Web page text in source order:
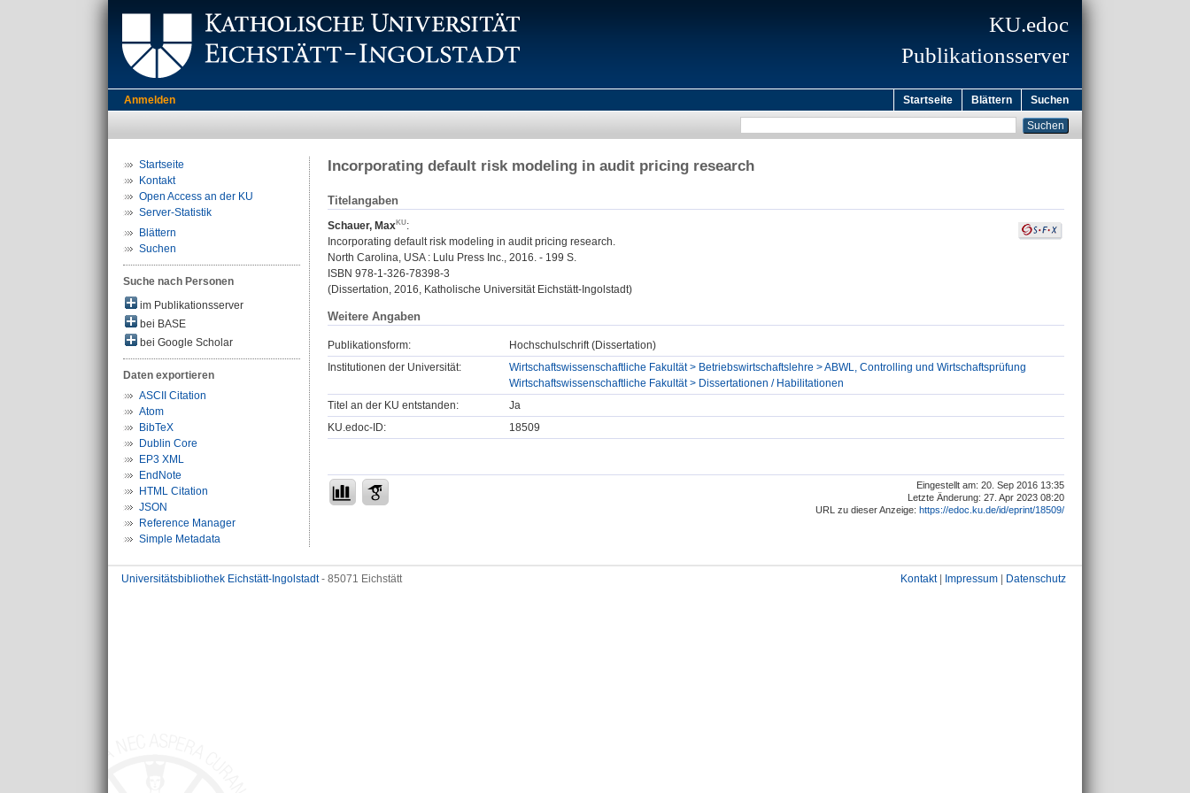
KU.edoc
Publikationsserver
Anmelden Startseite Blättern Suchen
Startseite
Kontakt
Open Access an der KU
Server-Statistik
Blättern
Suchen
Suche nach Personen
im Publikationsserver
bei BASE
bei Google Scholar
Daten exportieren
ASCII Citation
Atom
BibTeX
Dublin Core
EP3 XML
EndNote
HTML Citation
JSON
Reference Manager
Simple Metadata
Incorporating default risk modeling in audit pricing research
Titelangaben
Schauer, Max
:
Incorporating default risk modeling in audit pricing research.
North Carolina, USA : Lulu Press Inc., 2016. - 199 S.
ISBN 978-1-326-78398-3
(Dissertation, 2016, Katholische Universität Eichstätt-Ingolstadt)
Weitere Angaben
Publikationsform:
Hochschulschrift (Dissertation)
Institutionen der Universität:
Wirtschaftswissenschaftliche Fakultät > Betriebswirtschaftslehre > ABWL, Controlling und Wirtschaftsprüfung
Wirtschaftswissenschaftliche Fakultät > Dissertationen / Habilitationen
Titel an der KU entstanden:
Ja
KU.edoc-ID:
18509
Eingestellt am: 20. Sep 2016 13:35
Letzte Änderung: 27. Apr 2023 08:20
URL zu dieser Anzeige: https://edoc.ku.de/id/eprint/18509/
Universitätsbibliothek Eichstätt-Ingolstadt- 85071 Eichstätt Kontakt| Impressum Datenschutz